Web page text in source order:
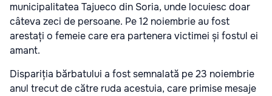
municipalitatea Tajueco din Soria, unde locuiesc doar
câteva zeci de persoane. Pe 12 noiembrie au fost
arestați o femeie care era partenera victimei și fostul ei
amant.
Dispariția bărbatului a fost semnalată pe 23 noiembrie
anul trecut de către ruda acestuia, care primise mesaje